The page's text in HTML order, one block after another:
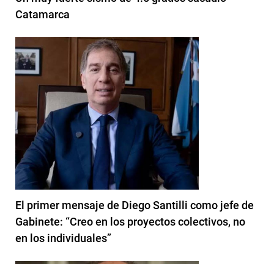
Catamarca
El primer mensaje de Diego Santilli como jefe de
Gabinete: “Creo en los proyectos colectivos, no
en los individuales”